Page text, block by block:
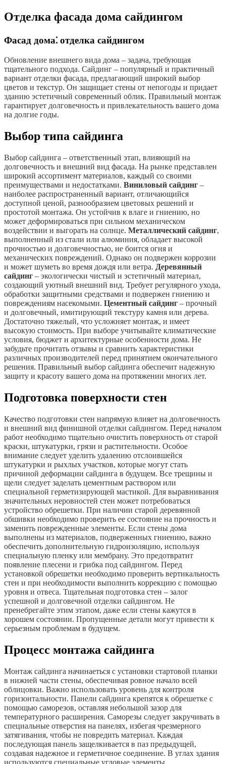
Отделка фасада дома сайдингом
Фасад дома⁚ отделка сайдингом
Обновление внешнего вида дома – задача, требующая
тщательного подхода. Сайдинг – популярный и практичный
вариант отделки фасада, предлагающий широкий выбор
цветов и текстур. Он защищает стены от непогоды и придает
зданию эстетичный современный облик. Правильный монтаж
гарантирует долговечность и привлекательность вашего дома
на долгие годы.
Выбор типа сайдинга
Выбор сайдинга – ответственный этап, влияющий на
долговечность и внешний вид фасада. На рынке представлен
широкий ассортимент материалов, каждый со своими
преимуществами и недостатками. Виниловый сайдинг –
наиболее распространенный вариант, отличающийся
доступной ценой, разнообразием цветовых решений и
простотой монтажа. Он устойчив к влаге и гниению, но
может деформироваться при сильном механическом
воздействии и выгорать на солнце. Металлический сайдинг,
выполненный из стали или алюминия, обладает высокой
прочностью и долговечностью, не боится огня и
механических повреждений. Однако он подвержен коррозии
и может шуметь во время дождя или ветра. Деревянный
сайдинг – экологически чистый и эстетичный материал,
создающий уютный внешний вид. Требует регулярного ухода,
обработки защитными средствами и подвержен гниению и
повреждениям насекомыми. Цементный сайдинг – прочный
и долговечный, имитирующий текстуру камня или дерева.
Достаточно тяжелый, что усложняет монтаж, и имеет
высокую стоимость. При выборе учитывайте климатические
условия, бюджет и архитектурные особенности дома. Не
забудьте прочитать отзывы и сравнить характеристики
различных производителей перед принятием окончательного
решения. Правильный выбор сайдинга обеспечит надежную
защиту и красоту вашего дома на протяжении многих лет.
Подготовка поверхности стен
Качество подготовки стен напрямую влияет на долговечность
и внешний вид финишной отделки сайдингом. Перед началом
работ необходимо тщательно очистить поверхность от старой
краски, штукатурки, грязи и растительности. Особое
внимание следует уделить удалению отслоившейся
штукатурки и рыхлых участков, которые могут стать
причиной деформации сайдинга в будущем. Все трещины и
щели следует заделать цементным раствором или
специальной герметизирующей мастикой. Для выравнивания
значительных неровностей стен может потребоваться
устройство обрешетки. При наличии старой деревянной
обшивки необходимо проверить ее состояние на прочность и
заменить поврежденные элементы. Если стены дома
выполнены из материалов, подверженных гниению, важно
обеспечить дополнительную гидроизоляцию, используя
специальную пленку или мембрану. Это предотвратит
появление плесени и грибка под сайдингом. Перед
установкой обрешетки необходимо проверить вертикальность
стен и при необходимости выполнить коррекцию с помощью
уровня и отвеса. Тщательная подготовка стен – залог
успешной и долговечной отделки сайдингом. Не
пренебрегайте этим этапом, даже если стены кажутся в
хорошем состоянии. Пропущенные детали могут привести к
серьезным проблемам в будущем.
Процесс монтажа сайдинга
Монтаж сайдинга начинаеться с установки стартовой планки
в нижней части стены, обеспечивая ровное начало всей
облицовки. Важно использовать уровень для контроля
горизонтальности. Панели сайдинга крепятся к обрешетке с
помощью саморезов, оставляя небольшой зазор для
температурного расширения. Саморезы следует закручивать в
специальные отверстия на панелях, избегая чрезмерного
затягивания, чтобы не повредить материал. Каждая
последующая панель защелкивается в паз предыдущей,
создавая надежное и герметичное соединение. В углах здания
используются специальные угловые элементы,